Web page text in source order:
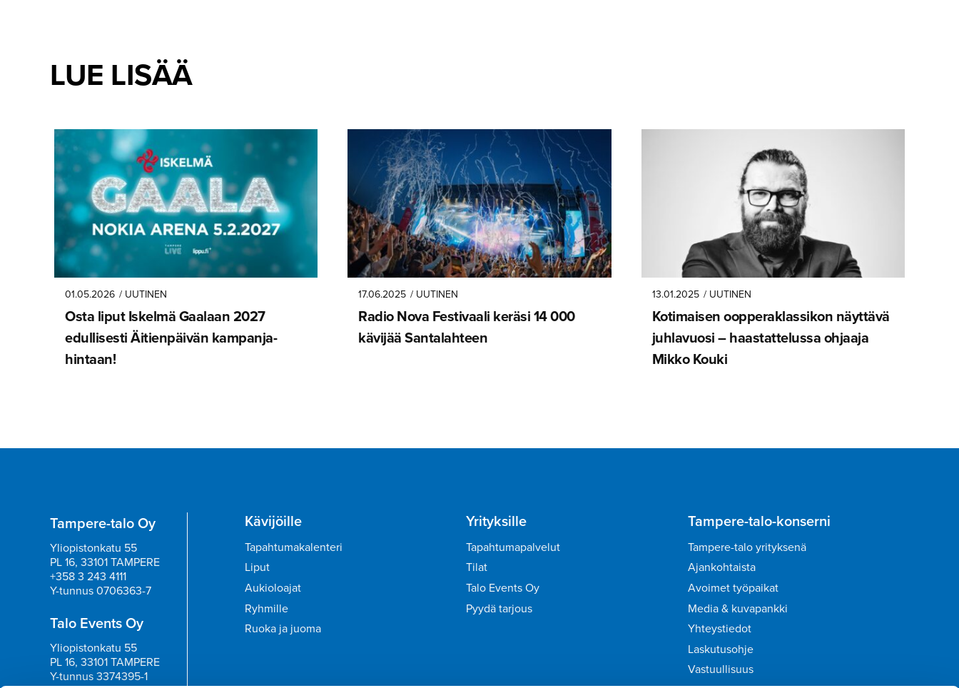
LUE LISÄÄ
01.05.2026 / UUTINEN
Osta liput Iskelmä Gaalaan 2027
edullisesti Äitienpäivän kampanja­
hintaan!
17.06.2025 / UUTINEN
Radio Nova Festivaali keräsi 14 000
kävijää Santalahteen
13.01.2025 / UUTINEN
Kotimaisen oopperak­las­sikon näyttävä
juhlavuosi – haastatte­lussa ohjaaja
Mikko Kouki
Tampere-talo Oy
Yliopistonkatu 55
PL 16, 33101 TAMPERE
+358 3 243 4111
Y-tunnus 0706363-7
Talo Events Oy
Yliopistonkatu 55
PL 16, 33101 TAMPERE
Y-tunnus 3374395-1
Kävijöille
Tapahtumakalenteri
Liput
Aukioloajat
Ryhmille
Ruoka ja juoma
Yrityksille
Tapahtumapalvelut
Tilat
Talo Events Oy
Pyydä tarjous
Tampere-talo-konserni
Tampere-talo yrityksenä
Ajankohtaista
Avoimet työpaikat
Media & kuvapankki
Yhteystiedot
Laskutusohje
Vastuullisuus